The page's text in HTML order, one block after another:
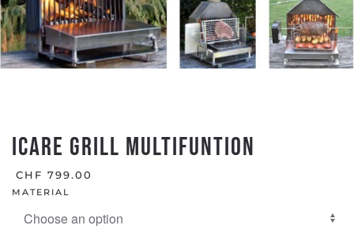
ICARE GRILL MULTIFUNTION
CHF 799.00
MATERIAL